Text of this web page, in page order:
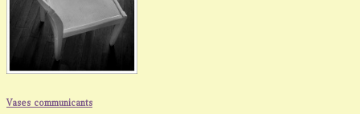
Vases communicants